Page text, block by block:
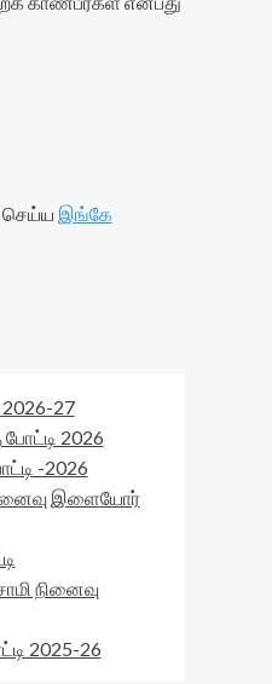
செய்ய இங்கே
2026-27
2026
-2026
இளையோர்
நினைவு
2025-26